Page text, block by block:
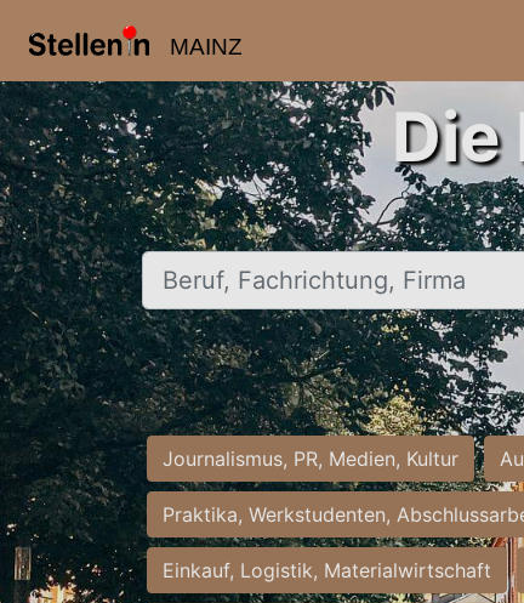
MAINZ
Beruf, Fachrichtung, Firma
Journalismus, PR, Medien, Kultur
Praktika, Werkstudenten,
Einkauf, Logistik, Materialwirtschaft